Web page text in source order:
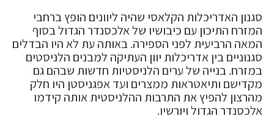
סגנון האדריכלות הקלאסי שהיה ליוונים הופץ ברחבי
המזרח התיכון עם כיבושיו של אלכסנדר הגדול בסוף
המאה הרביעית לפני הספירה. באותה עת לא היו הבדלים
סגנוניים בין אדריכלות יוון העתיקה למבנים הלניסטים
במזרח. בנייה של ערים הלניסטיות חדשות שבהם גם
מקדישם ותיאטראות ממצרים ועד אפגניסטן היו חלק
מהרצון להפיץ את התרבות ההלניסטית אותה קידמו
אלכסנדר הגדול ויורשיו.